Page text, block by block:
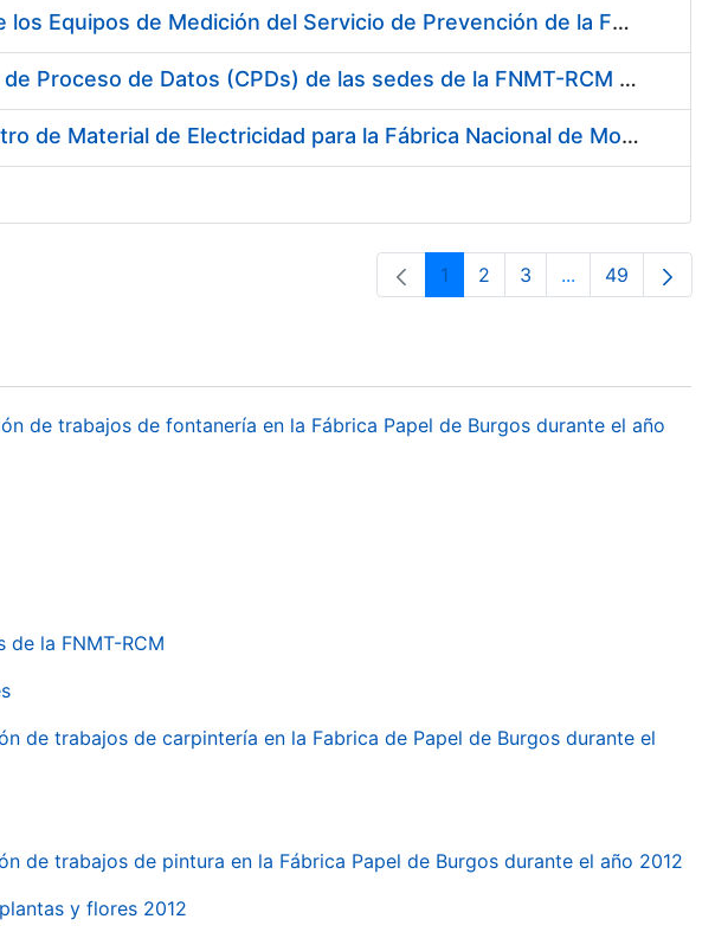
Servicio de Calibración y Verificación Externa de los Equipos de Medición del Servicio de Prevención de la FNMT-RCM
Conexión mediante Fibra Óptica de los Centros de Proceso de Datos (CPDs) de las sedes de la FNMT-RCM de Burgos y Madrid
Contratación de acuerdo marco para el Suministro de Material de Electricidad para la Fábrica Nacional de Moneda y Timbre-Real Casa de la Moneda en su centro de trabajo de Burgos
Orrialdea
1 Orrialdea
2 Orrialdea
3 ...Intermediate
Orrialdea
49
de trabajos de fontanería en la Fábrica Papel de Burgos durante el año
la FNMT-RCM
de trabajos de carpintería en la Fabrica de Papel de Burgos durante el
de trabajos de pintura en la Fábrica Papel de Burgos durante el año 2012
y flores 2012